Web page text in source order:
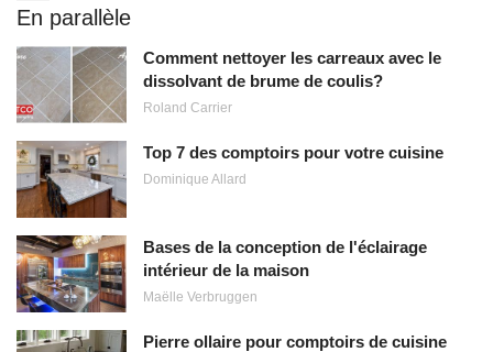
En parallèle
Comment nettoyer les carreaux avec le
dissolvant de brume de coulis?
Roland Carrier
Top 7 des comptoirs pour votre cuisine
Dominique Allard
Bases de la conception de l'éclairage
intérieur de la maison
Maëlle Verbruggen
Pierre ollaire pour comptoirs de cuisine